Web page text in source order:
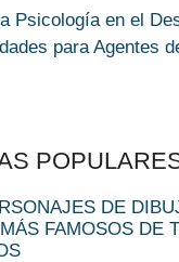
Psicología en el
para Agentes
DE
FAMOSOS DE